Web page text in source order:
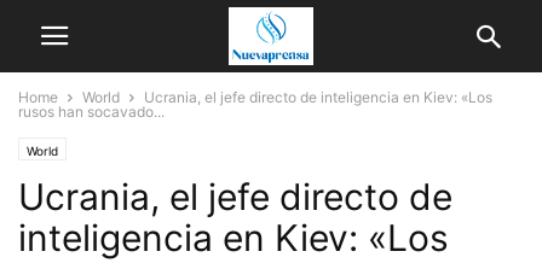
Home World
Ucrania, el jefe directo de inteligencia en Kiev: «Los
rusos han socavado...
World
Ucrania, el jefe directo de
inteligencia en Kiev: «Los